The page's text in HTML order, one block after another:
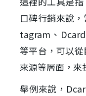
口碑行銷來說
tagram、
等平台，可以
來源等層面，來
舉例來說，